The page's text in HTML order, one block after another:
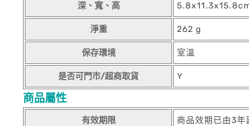
深、寬、高
淨重 262 g
保存環境 室溫
是否可門市/超商取貨 Y
商品屬性
有效期限 商品效期已由3